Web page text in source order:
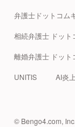
弁護士ドットコム
相続弁護士 ドット
離婚弁護士 ドット
UNITIS AI炎
© Bengo4.com,